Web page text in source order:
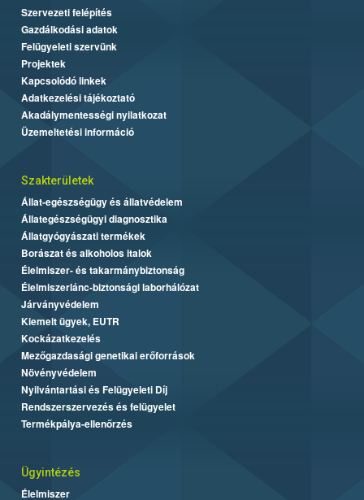
Szervezeti felépítés
Gazdálkodási adatok
Felügyeleti szervünk
Projektek
Kapcsolódó linkek
Adatkezelési tájékoztató
Akadálymentességi nyilatkozat
Üzemeltetési információ
Szakterületek
Állat-egészségügy és állatvédelem
Állategészségügyi diagnosztika
Állatgyógyászati termékek
Borászat és alkoholos italok
Élelmiszer- és takarmánybiztonság
Élelmiszerlánc-biztonsági laborhálózat
Járványvédelem
Kiemelt ügyek, EUTR
Kockázatkezelés
Mezőgazdasági genetikai erőforrások
Növényvédelem
Nyilvántartási és Felügyeleti Díj
Rendszerszervezés és felügyelet
Termékpálya-ellenőrzés
Ügyintézés
Élelmiszer